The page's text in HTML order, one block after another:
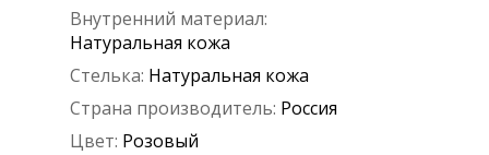
Внутренний материал:
Натуральная кожа
Стелька: Натуральная кожа
Страна производитель: Россия
Цвет: Розовый